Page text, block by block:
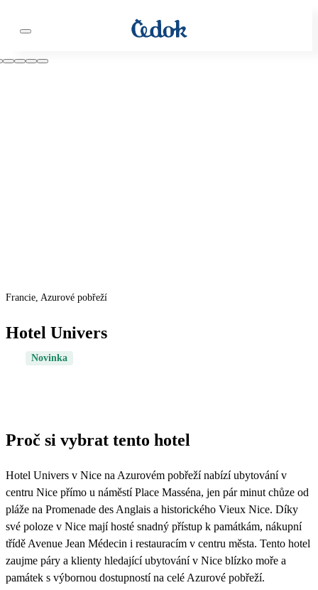
Francie, Azurové pobřeží
Hotel Univers
Novinka
Proč si vybrat tento hotel
Hotel Univers v Nice na Azurovém pobřeží nabízí ubytování v
centru Nice přímo u náměstí Place Masséna, jen pár minut chůze od
pláže na Promenade des Anglais a historického Vieux Nice. Díky
své poloze v Nice mají hosté snadný přístup k památkám, nákupní
třídě Avenue Jean Médecin i restauracím v centru města. Tento hotel
zaujme páry a klienty hledající ubytování v Nice blízko moře a
památek s výbornou dostupností na celé Azurové pobřeží.